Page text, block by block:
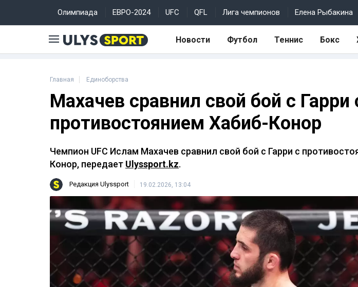
Олимпиада ЕВРО-2024 UFC QFL Лига чемпионов Елена Рыбакина
Новости Футбол Теннис Бокс
Главная Единоборства
Махачев сравнил свой бой с Гарри
противостоянием Хабиб-Конор
Чемпион UFC Ислам Махачев сравнил свой бой с Гарри с
Конор, передает Ulyssport.kz.
Редакция Ulyssport 19.02.2026, 13:04